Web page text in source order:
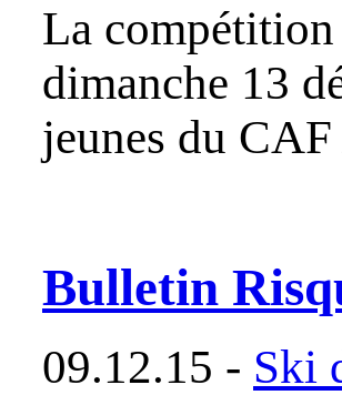
La
dimanche 13
jeunes du
Bulletin
09.12.15 - Ski